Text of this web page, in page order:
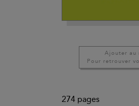
Ajouter au
Pour retrouver
274 pages